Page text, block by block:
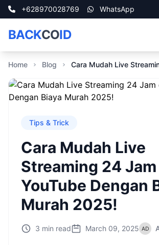
+628970028769 WhatsApp
BACKCOID
Home Blog
Tips & Trick
Cara Mudah Live
Streaming 24
YouTube Dengan
Murah 2025!
3 min read March 09, 2025